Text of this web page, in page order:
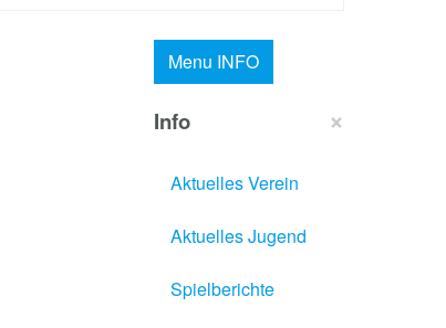
Menu INFO
×
Info
Aktuelles Verein
Aktuelles Jugend
Spielberichte